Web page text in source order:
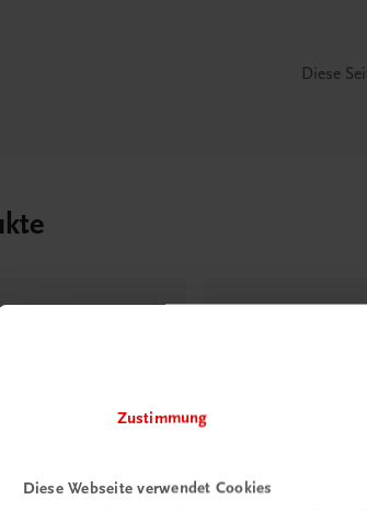
Zustimmung
Diese Webseite verwendet Cookies
Diese